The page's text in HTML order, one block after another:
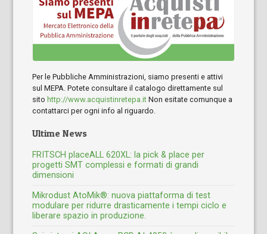
Per le Pubbliche Amministrazioni, siamo presenti e attivi
sul MEPA. Potete consultare il catalogo direttamente sul
sitohttp://www.acquistinretepa.it Non esitate comunque a
contattarci per ogni info al riguardo.
Ultime News
FRITSCH placeALL 620XL: la pick & place per
progetti SMT complessi e formati di grandi
dimensioni
Mikrodust AtoMik®: nuova piattaforma di test
modulare per ridurre drasticamente i tempi ciclo e
liberare spazio in produzione.